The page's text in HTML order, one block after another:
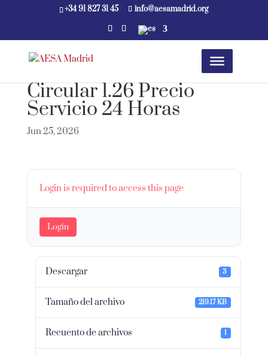
+34 91 827 31 45 info@aesamadrid.org
Circular 1.26 Precio
Servicio 24 Horas
Jun 25, 2026
Login is required to access this page
Login
Descargar 3
Tamaño del archivo 219.17 KB
Recuento de archivos 1